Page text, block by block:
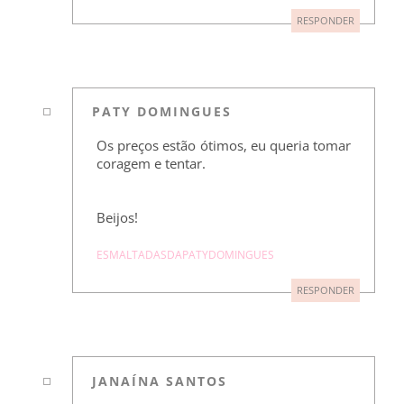
RESPONDER
PATY DOMINGUES
Os preços estão ótimos, eu queria tomar
coragem e tentar.
Beijos!
ESMALTADASDAPATYDOMINGUES
RESPONDER
JANAÍNA SANTOS